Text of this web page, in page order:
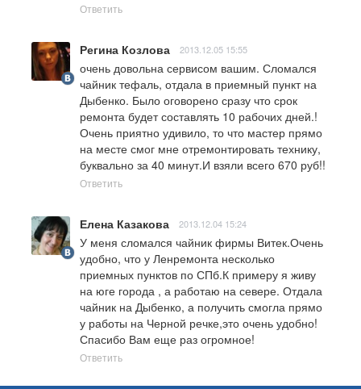
Ответить
Регина Козлова 2013.12.05 15:55
очень довольна сервисом вашим. Сломался
чайник тефаль, отдала в приемный пункт на
Дыбенко. Было оговорено сразу что срок
ремонта будет составлять 10 рабочих дней.!
Очень приятно удивило, то что мастер прямо
на месте смог мне отремонтировать технику,
буквально за 40 минут.И взяли всего 670 руб!!
Ответить
Елена Казакова 2013.12.04 15:24
У меня сломался чайник фирмы Витек.Очень
удобно, что у Ленремонта несколько
приемных пунктов по СПб.К примеру я живу
на юге города , а работаю на севере. Отдала
чайник на Дыбенко, а получить смогла прямо
у работы на Черной речке,это очень удобно!
Спасибо Вам еще раз огромное!
Ответить